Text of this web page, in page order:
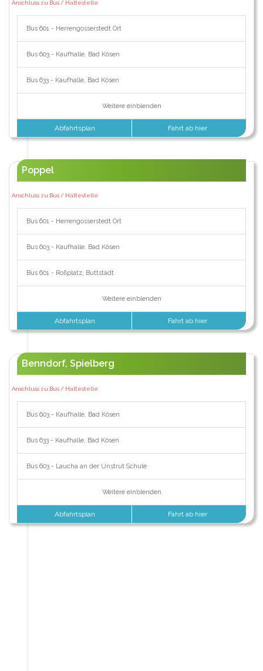
Anschluss zu Bus / Haltestelle:
Bus 601 - Herrengosserstedt Ort
Bus 603 - Kaufhalle, Bad Kösen
Bus 633 - Kaufhalle, Bad Kösen
Weitere einblenden
Abfahrtsplan Fahrt ab hier
Poppel
Anschluss zu Bus / Haltestelle:
Bus 601 - Herrengosserstedt Ort
Bus 603 - Kaufhalle, Bad Kösen
Bus 601 - Roßplatz, Buttstädt
Weitere einblenden
Abfahrtsplan Fahrt ab hier
Benndorf, Spielberg
Anschluss zu Bus / Haltestelle:
Bus 603 - Kaufhalle, Bad Kösen
Bus 633 - Kaufhalle, Bad Kösen
Bus 603 - Laucha an der Unstrut Schule
Weitere einblenden
Abfahrtsplan Fahrt ab hier